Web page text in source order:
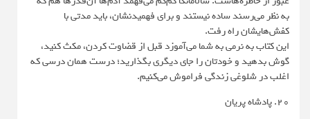
به نظر می‌رسند ساده نیستند و برای فهمیدنشان، باید مدتی با
کفش‌هایشان راه رفت.
این کتاب به ‌نرمی به شما می‌آموزد قبل از قضاوت کردن، مکث کنید،
گوش بدهید و خودتان را جای دیگری بگذارید؛ درست همان درسی که
اغلب در شلوغی زندگی فراموش می‌کنیم.
20. پادشاه پریان